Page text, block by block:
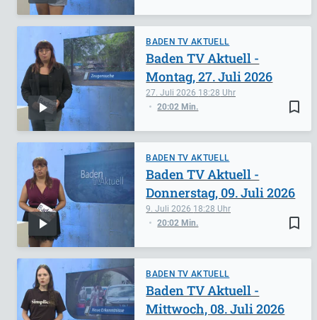
BADEN TV AKTUELL
bookmark_border
27. Juli 2026 18:28
20:02 Min.
Baden TV Aktuell -
Montag, 27. Juli 2026
BADEN TV AKTUELL
bookmark_border
9. Juli 2026 18:28
20:02 Min.
Baden TV Aktuell -
Donnerstag, 09. Juli 2026
BADEN TV AKTUELL
Baden TV Aktuell -
Mittwoch, 08. Juli 2026